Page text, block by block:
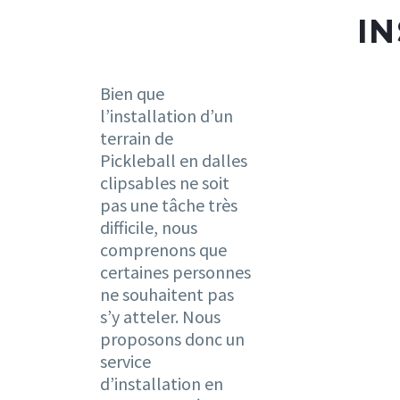
Bien que
l’installation d’un
terrain de
Pickleball en dalles
clipsables ne soit
pas une tâche très
difficile, nous
comprenons que
certaines personnes
ne souhaitent pas
s’y atteler. Nous
proposons donc un
service
d’installation en